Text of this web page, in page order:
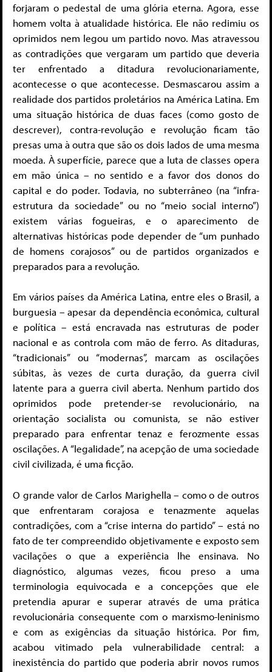
forjaram o pedestal de uma glória eterna. Agora, esse
homem volta à atualidade histórica. Ele não redimiu os
oprimidos nem legou um partido novo. Mas atravessou
as contradições que vergaram um partido que deveria
ter enfrentado a ditadura revolucionariamente,
acontecesse o que acontecesse. Desmascarou assim a
realidade dos partidos proletários na América Latina. Em
uma situação histórica de duas faces (como gosto de
descrever), contra-revolução e revolução ficam tão
presas uma à outra que são os dois lados de uma mesma
moeda. À superfície, parece que a luta de classes opera
em mão única – no sentido e a favor dos donos do
capital e do poder. Todavia, no subterrâneo (na “infra-
estrutura da sociedade” ou no “meio social interno”)
existem várias fogueiras, e o aparecimento de
alternativas históricas pode depender de “um punhado
de homens corajosos” ou de partidos organizados e
preparados para a revolução.
Em vários países da América Latina, entre eles o Brasil, a
burguesia – apesar da dependência econômica, cultural
e política – está encravada nas estruturas de poder
nacional e as controla com mão de ferro. As ditaduras,
“tradicionais” ou “modernas”, marcam as oscilações
súbitas, às vezes de curta duração, da guerra civil
latente para a guerra civil aberta. Nenhum partido dos
oprimidos pode pretender-se revolucionário, na
orientação socialista ou comunista, se não estiver
preparado para enfrentar tenaz e ferozmente essas
oscilações. A “legalidade”, na acepção de uma sociedade
civil civilizada, é uma ficção.
O grande valor de Carlos Marighella – como o de outros
que enfrentaram corajosa e tenazmente aquelas
contradições, com a “crise interna do partido” – está no
fato de ter compreendido objetivamente e exposto sem
vacilações o que a experiência lhe ensinava. No
diagnóstico, algumas vezes, ficou preso a uma
terminologia equivocada e a concepções que ele
pretendia apurar e superar através de uma prática
revolucionária consequente com o marxismo-leninismo
e com as exigências da situação histórica. Por fim,
acabou vitimado pela vulnerabilidade central: a
inexistência do partido que poderia abrir novos rumos